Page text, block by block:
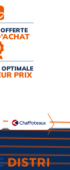
OPTIMALE
PRIX